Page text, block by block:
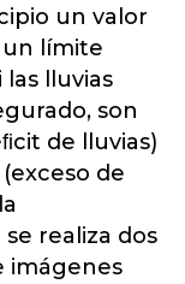
un valor
límite
lluvias
son
de lluvias)
de
realiza dos
imágenes